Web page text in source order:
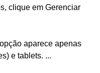
clique em Gerenciar
aparece apenas
e tablets. ...